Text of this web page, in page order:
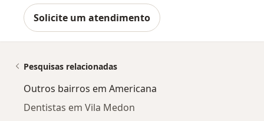
Solicite um atendimento
Pesquisas relacionadas
Outros bairros em Americana
Dentistas em Vila Medon